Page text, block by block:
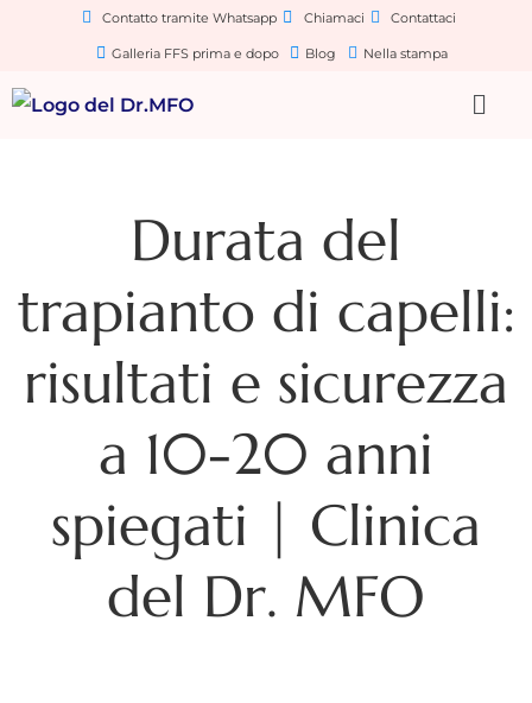
Contatto tramite Whatsapp Chiamaci Contattaci
Galleria FFS prima e dopo Blog Nella stampa
Durata del
trapianto di capelli:
risultati e sicurezza
a 10-20 anni
spiegati | Clinica
del Dr. MFO